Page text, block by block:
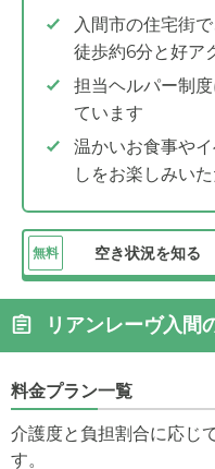
入間市の住宅街
徒歩約6分と好ア
担当ヘルパー制
ています
温かいお食事や
しをお楽しみい
無料 空き状況を知る
リアンレーヴ入間
料金プラン一覧
介護度と負担割合に応じ
す。